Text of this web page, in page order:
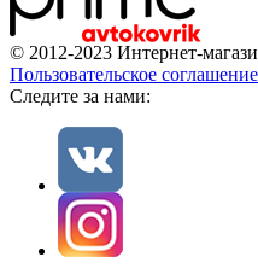
© 2012-2023 Интернет-
Пользовательское соглашение
Cледите за нами: